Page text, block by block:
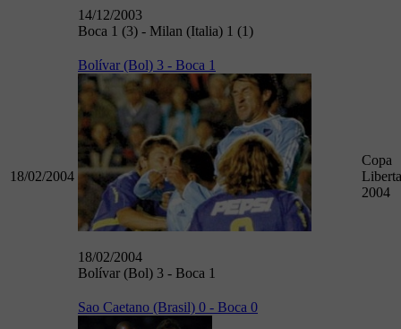
14/12/2003
Boca 1 (3) - Milan (Italia) 1 (1)
18/02/2004
Bolívar (Bol) 3 - Boca 1
18/02/2004
Bolívar (Bol) 3 - Boca 1
Copa
2004
Sao Caetano (Brasil) 0 - Boca 0